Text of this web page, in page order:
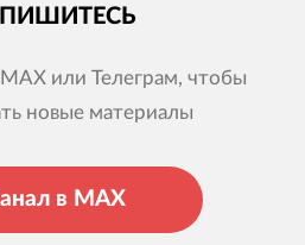
или Телеграм, чтобы
новые материалы
в MAX